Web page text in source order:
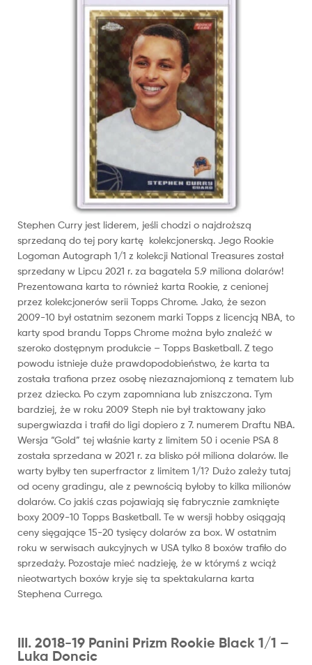
Stephen Curry jest liderem, jeśli chodzi o najdroższą
sprzedaną do tej pory kartę kolekcjonerską. Jego Rookie
Logoman Autograph 1/1 z kolekcji National Treasures został
sprzedany w Lipcu 2021 r. za bagatela 5.9 miliona dolarów!
Prezentowana karta to również karta Rookie, z cenionej
przez kolekcjonerów serii Topps Chrome. Jako, że sezon
2009-10 był ostatnim sezonem marki Topps z licencją NBA, to
karty spod brandu Topps Chrome można było znaleźć w
szeroko dostępnym produkcie – Topps Basketball. Z tego
powodu istnieje duże prawdopodobieństwo, że karta ta
została trafiona przez osobę niezaznajomioną z tematem lub
przez dziecko. Po czym zapomniana lub zniszczona. Tym
bardziej, że w roku 2009 Steph nie był traktowany jako
supergwiazda i trafił do ligi dopiero z 7. numerem Draftu NBA.
Wersja “Gold” tej właśnie karty z limitem 50 i ocenie PSA 8
została sprzedana w 2021 r. za blisko pół miliona dolarów. Ile
warty byłby ten superfractor z limitem 1/1? Dużo zależy tutaj
od oceny gradingu, ale z pewnością byłoby to kilka milionów
dolarów. Co jakiś czas pojawiają się fabrycznie zamknięte
boxy 2009-10 Topps Basketball. Te w wersji hobby osiągają
ceny sięgające 15-20 tysięcy dolarów za box. W ostatnim
roku w serwisach aukcyjnych w USA tylko 8 boxów trafiło do
sprzedaży. Pozostaje mieć nadzieję, że w którymś z wciąż
nieotwartych boxów kryje się ta spektakularna karta
Stephena Currego.
III. 2018-19 Panini Prizm Rookie Black 1/1 –
Luka Doncic